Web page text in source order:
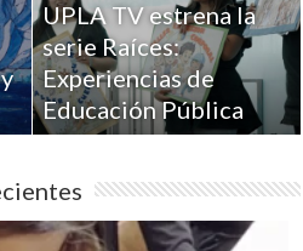
UPLA TV estrena la
serie Raíces:
Experiencias de
Educación Pública